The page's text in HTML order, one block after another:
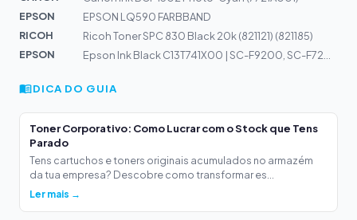
EPSON
EPSON LQ590 FARBBAND
RICOH
Ricoh Toner SPC 830 Black 20k (821121) (821185)
EPSON
DICA DO GUIA
Toner Corporativo: Como Lucrar com o Stock que Tens
Parado
Tens cartuchos e toners originais acumulados no armazém
da tua empresa? Descobre como transformar es...
Ler mais →